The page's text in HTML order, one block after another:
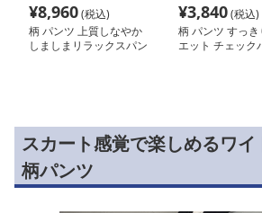
¥8,960(税込)
柄 パンツ 上質しなやか
しましまリラックスパン
¥3,840(税込)
柄 パンツ すっ
エット チェック
スカート感覚で楽しめるワ
柄パンツ